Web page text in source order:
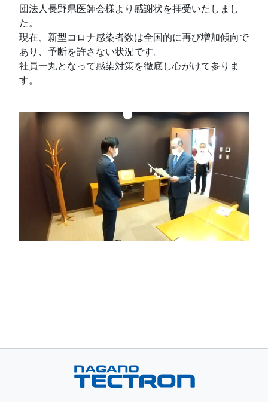
団法人長野県医師会様より感謝状を拝受いたしまし
た。
現在、新型コロナ感染者数は全国的に再び増加傾向で
あり、予断を許さない状況です。
社員一丸となって感染対策を徹底し心がけて参りま
す。